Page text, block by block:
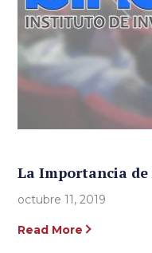
La Importancia
octubre 11, 2019
Read More